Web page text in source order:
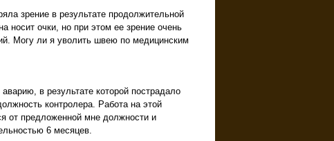
зрение в результате продолжительной
носит очки, но при этом ее зрение очень
Могу ли я уволить швею по медицинским
в результате которой пострадало
контролера. Работа на этой
от предложенной мне должности и
6 месяцев.